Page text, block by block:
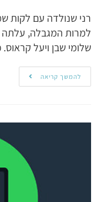
רני שנולדה עם לקות
למרות המגבלה,
שלומי שבן ויעל
להמשך קריאה